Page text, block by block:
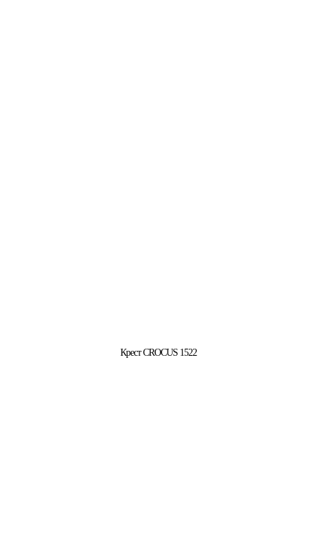
Крест CROCUS 1522